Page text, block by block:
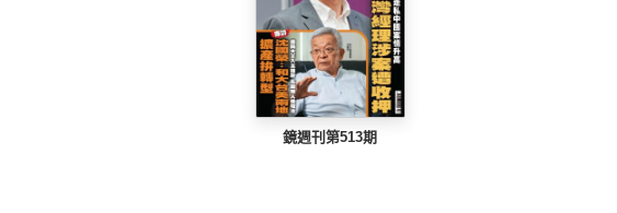
鏡週刊第513期